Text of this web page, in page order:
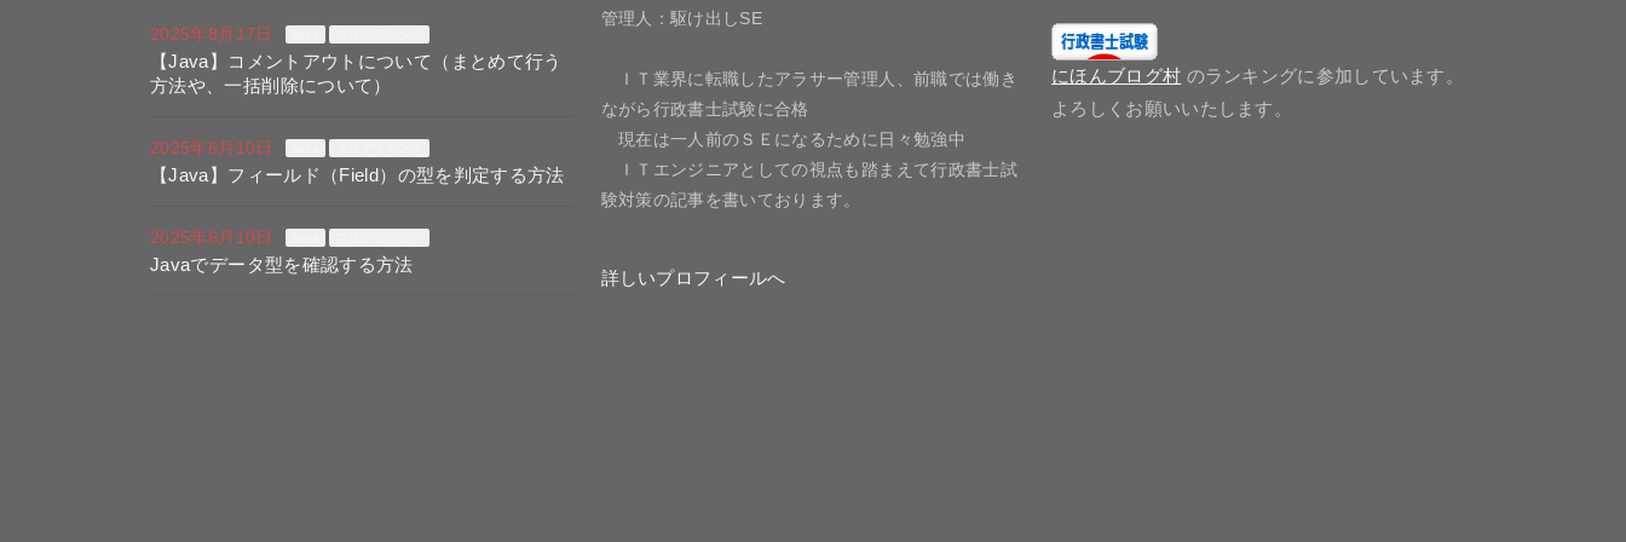
2025年8月17日
【Java】コメントアウトについて（まとめて行う
方法や、一括削除について）
2025年6月10日
【Java】フィールド（Field）の型を判定する方法
2025年6月10日
Javaでデータ型を確認する方法
管理人：駆け出しSE
ＩＴ業界に転職したアラサー管理人、前職では働き
ながら行政書士試験に合格
現在は一人前のＳＥになるために日々勉強中
ＩＴエンジニアとしての視点も踏まえて行政書士試
験対策の記事を書いております。
詳しいプロフィールへ
にほんブログ村 のランキングに参加しています。
よろしくお願いいたします。